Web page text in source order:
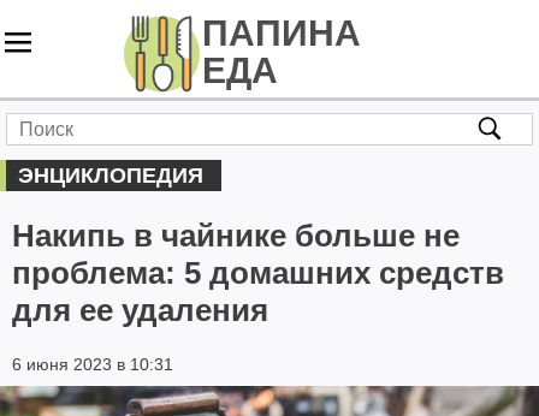
ЭНЦИКЛОПЕДИЯ
Накипь в чайнике больше не
проблема: 5 домашних средств
для ее удаления
6 июня 2023 в 10:31